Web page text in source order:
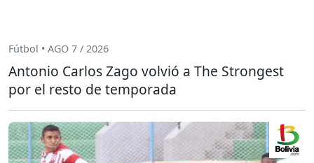
Fútbol • AGO 7 / 2026
Antonio Carlos Zago volvió a The Strongest
por el resto de temporada